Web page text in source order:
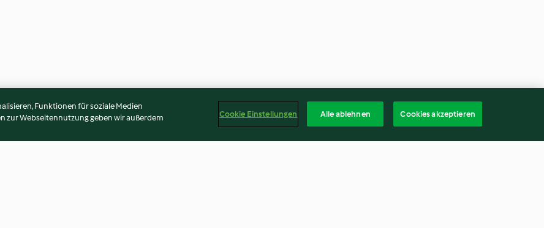
Funktionen für soziale Medien
zur Webseitennutzung geben wir außerdem
Cookie Einstellungen Alle ablehnen Cookies akzeptieren